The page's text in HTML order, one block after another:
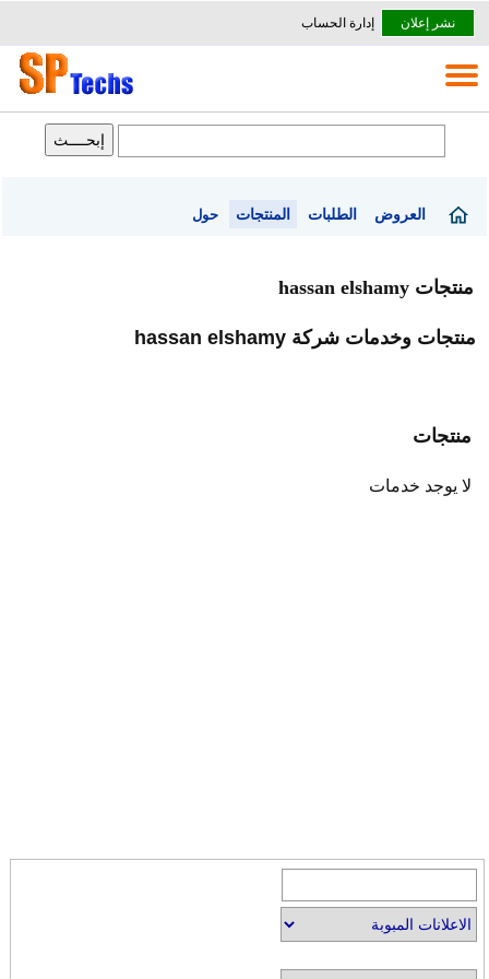
نشر إعلان إدارة الحساب
العروض الطلبات المنتجات حول
منتجات hassan elshamy
منتجات وخدمات شركة hassan elshamy
منتجات
لا يوجد خدمات